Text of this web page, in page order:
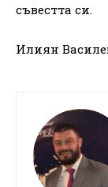
съвестта си.
Илиян